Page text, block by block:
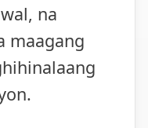
na
maagang